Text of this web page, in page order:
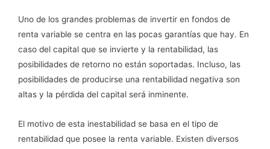
Uno de los grandes problemas de invertir en fondos de
renta variable se centra en las pocas garantías que hay. En
caso del capital que se invierte y la rentabilidad, las
posibilidades de retorno no están soportadas. Incluso, las
posibilidades de producirse una rentabilidad negativa son
altas y la pérdida del capital será inminente.
El motivo de esta inestabilidad se basa en el tipo de
rentabilidad que posee la renta variable. Existen diversos